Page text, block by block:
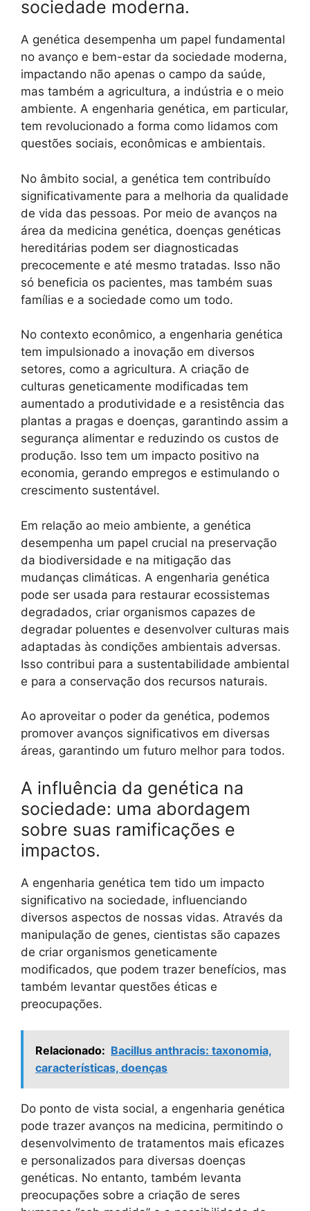
sociedade moderna.
A genética desempenha um papel fundamental
no avanço e bem-estar da sociedade moderna,
impactando não apenas o campo da saúde,
mas também a agricultura, a indústria e o meio
ambiente. A engenharia genética, em particular,
tem revolucionado a forma como lidamos com
questões sociais, econômicas e ambientais.
No âmbito social, a genética tem contribuído
significativamente para a melhoria da qualidade
de vida das pessoas. Por meio de avanços na
área da medicina genética, doenças genéticas
hereditárias podem ser diagnosticadas
precocemente e até mesmo tratadas. Isso não
só beneficia os pacientes, mas também suas
famílias e a sociedade como um todo.
No contexto econômico, a engenharia genética
tem impulsionado a inovação em diversos
setores, como a agricultura. A criação de
culturas geneticamente modificadas tem
aumentado a produtividade e a resistência das
plantas a pragas e doenças, garantindo assim a
segurança alimentar e reduzindo os custos de
produção. Isso tem um impacto positivo na
economia, gerando empregos e estimulando o
crescimento sustentável.
Em relação ao meio ambiente, a genética
desempenha um papel crucial na preservação
da biodiversidade e na mitigação das
mudanças climáticas. A engenharia genética
pode ser usada para restaurar ecossistemas
degradados, criar organismos capazes de
degradar poluentes e desenvolver culturas mais
adaptadas às condições ambientais adversas.
Isso contribui para a sustentabilidade ambiental
e para a conservação dos recursos naturais.
Ao aproveitar o poder da genética, podemos
promover avanços significativos em diversas
áreas, garantindo um futuro melhor para todos.
A influência da genética na
sociedade: uma abordagem
sobre suas ramificações e
impactos.
A engenharia genética tem tido um impacto
significativo na sociedade, influenciando
diversos aspectos de nossas vidas. Através da
manipulação de genes, cientistas são capazes
de criar organismos geneticamente
modificados, que podem trazer benefícios, mas
também levantar questões éticas e
preocupações.
Relacionado: Bacillus anthracis: taxonomia,
características, doenças
Do ponto de vista social, a engenharia genética
pode trazer avanços na medicina, permitindo o
desenvolvimento de tratamentos mais eficazes
e personalizados para diversas doenças
genéticas. No entanto, também levanta
preocupações sobre a criação de seres